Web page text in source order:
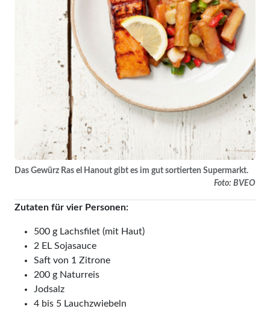
Das Gewürz Ras el Hanout gibt es im gut sortierten Supermarkt.
Foto: BVEO
Zutaten für vier Personen:
500 g Lachsfilet (mit Haut)
2 EL Sojasauce
Saft von 1 Zitrone
200 g Naturreis
Jodsalz
4 bis 5 Lauchzwiebeln